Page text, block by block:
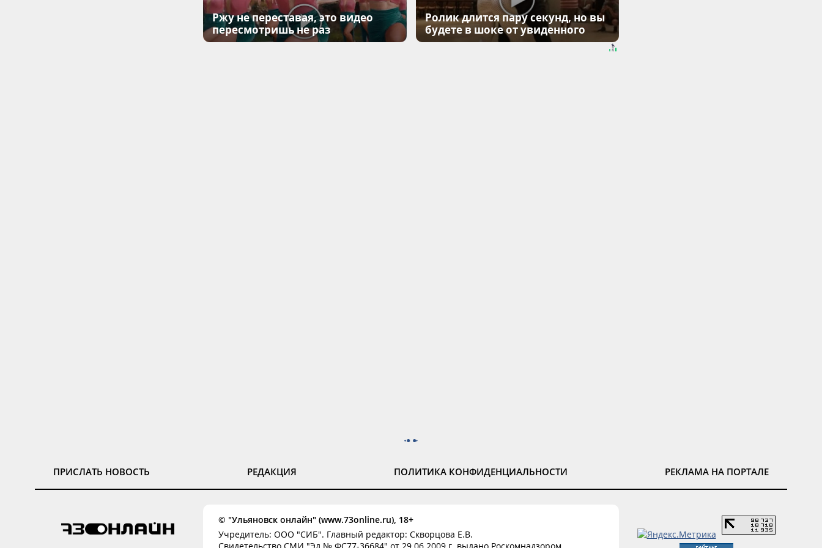
Ржу не переставая, это видео
пересмотришь не раз
Ролик длится пару секунд, но вы
будете в шоке от увиденного
ПРИСЛАТЬ НОВОСТЬ РЕДАКЦИЯ ПОЛИТИКА КОНФИДЕНЦИАЛЬНОСТИ РЕКЛАМА НА ПОРТАЛЕ
© "Ульяновск онлайн" (www.73online.ru), 18+
Учредитель: ООО "СИБ". Главный редактор: Скворцова Е.В.